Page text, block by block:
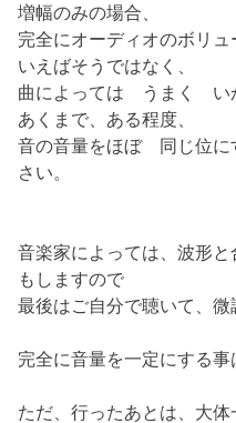
増幅のみの場合、
完全にオーディオのボリ
いえばそうではなく、
曲によっては うまく い
あくまで、ある程度、
音の音量をほぼ 同じ位に
さい。
音楽家によっては、波形
もしますので
最後はご自分で聴いて、微
完全に音量を一定にする事
ただ、行ったあとは、大